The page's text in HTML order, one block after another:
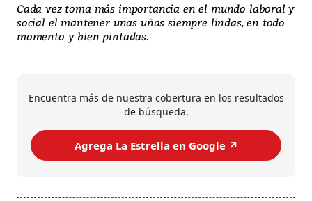
Cada vez toma más importancia en el mundo laboral y
social el mantener unas uñas siempre lindas, en todo
momento y bien pintadas.
Encuentra más de nuestra cobertura en los resultados
de búsqueda.
Agrega La Estrella en Google ↗️